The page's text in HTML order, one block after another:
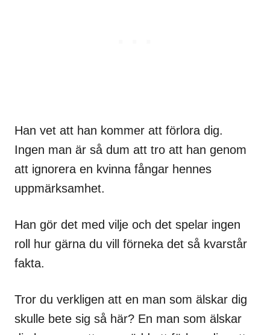
Han vet att han kommer att förlora dig.
Ingen man är så dum att tro att han genom
att ignorera en kvinna fångar hennes
uppmärksamhet.
Han gör det med vilje och det spelar ingen
roll hur gärna du vill förneka det så kvarstår
fakta.
Tror du verkligen att en man som älskar dig
skulle bete sig så här? En man som älskar